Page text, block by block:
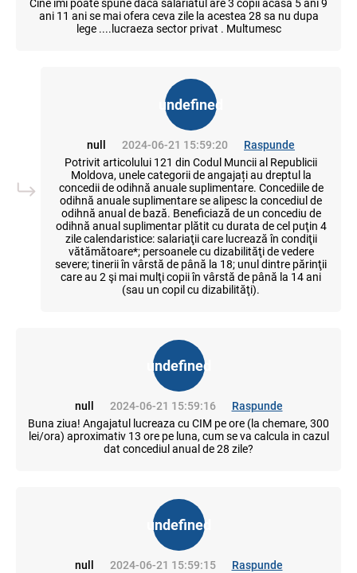
Cine imi poate spune daca salariatul are 3 copii acasa 5 ani 9
ani 11 ani se mai ofera ceva zile la acestea 28 sa nu dupa
lege ....lucraeza sector privat . Multumesc
undefined
null 2024-06-21 15:59:20
Raspunde
Potrivit articolului 121 din Codul Muncii al Republicii
Moldova, unele categorii de angajați au dreptul la
concedii de odihnă anuale suplimentare. Concediile de
odihnă anuale suplimentare se alipesc la concediul de
odihnă anual de bază. Beneficiază de un concediu de
odihnă anual suplimentar plătit cu durata de cel puţin 4
zile calendaristice: salariaţii care lucrează în condiţii
vătămătoare*; persoanele cu dizabilităţi de vedere
severe; tinerii în vârstă de până la 18; unul dintre părinţii
care au 2 şi mai mulţi copii în vârstă de până la 14 ani
(sau un copil cu dizabilităţi).
undefined
null 2024-06-21 15:59:16
Raspunde
Buna ziua! Angajatul lucreaza cu CIM pe ore (la chemare, 300
lei/ora) aproximativ 13 ore pe luna, cum se va calcula in cazul
dat concediul anual de 28 zile?
undefined
null 2024-06-21 15:59:15
Raspunde